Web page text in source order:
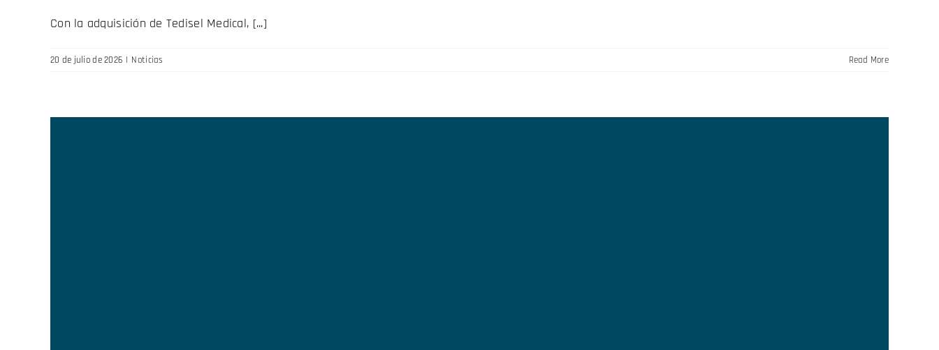
Con la adquisición de Tedisel Medical, [...]
20 de julio de 2026 | Noticias Read More